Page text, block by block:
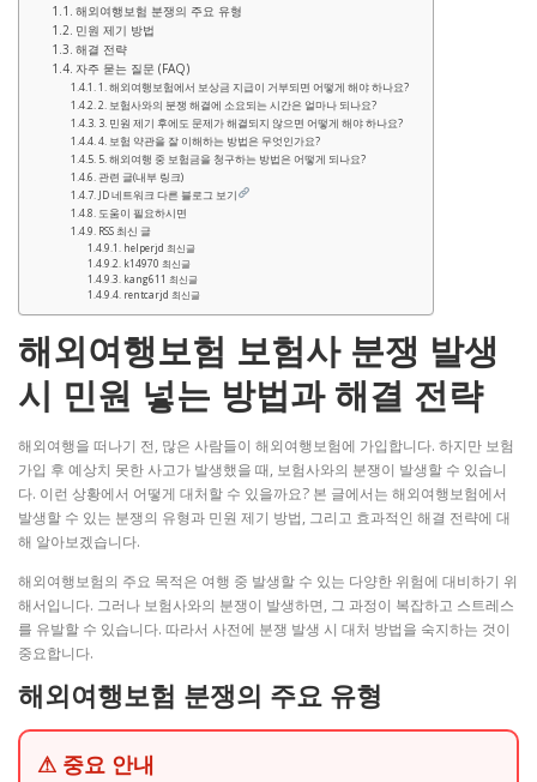
해외여행보험 분쟁의 주요 유형
민원 제기 방법
해결 전략
자주 묻는 질문 (FAQ)
1. 해외여행보험에서 보상금 지급이 거부되면 어떻게 해야 하나요?
2. 보험사와의 분쟁 해결에 소요되는 시간은 얼마나 되나요?
3. 민원 제기 후에도 문제가 해결되지 않으면 어떻게 해야 하나요?
4. 보험 약관을 잘 이해하는 방법은 무엇인가요?
5. 해외여행 중 보험금을 청구하는 방법은 어떻게 되나요?
관련 글(내부 링크)
JD 네트워크 다른 블로그 보기
도움이 필요하시면
RSS 최신 글
helperjd 최신글
k14970 최신글
kang611 최신글
rentcarjd 최신글
해외여행보험 보험사 분쟁 발생
시 민원 넣는 방법과 해결 전략
해외여행을 떠나기 전, 많은 사람들이 해외여행보험에 가입합니다. 하지만 보험
가입 후 예상치 못한 사고가 발생했을 때, 보험사와의 분쟁이 발생할 수 있습니
다. 이런 상황에서 어떻게 대처할 수 있을까요? 본 글에서는 해외여행보험에서
발생할 수 있는 분쟁의 유형과 민원 제기 방법, 그리고 효과적인 해결 전략에 대
해 알아보겠습니다.
해외여행보험의 주요 목적은 여행 중 발생할 수 있는 다양한 위험에 대비하기 위
해서입니다. 그러나 보험사와의 분쟁이 발생하면, 그 과정이 복잡하고 스트레스
를 유발할 수 있습니다. 따라서 사전에 분쟁 발생 시 대처 방법을 숙지하는 것이
중요합니다.
해외여행보험 분쟁의 주요 유형
⚠ 중요 안내